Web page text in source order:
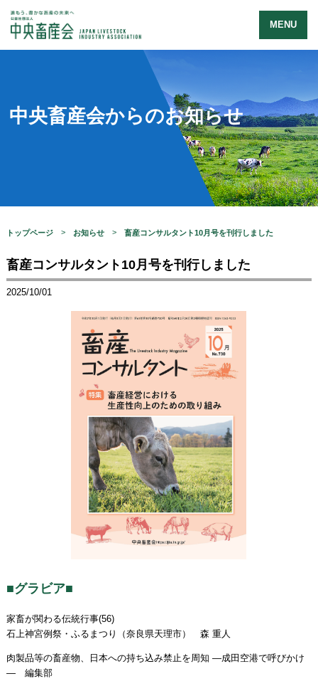
MENU
中央畜産会からのお知らせ
トップページ お知らせ 畜産コンサルタント10月号を刊行しました
畜産コンサルタント10月号を刊行しました
2025/10/01
■グラビア■
家畜が関わる伝統行事(56)
石上神宮例祭・ふるまつり（奈良県天理市） 森 重人
肉製品等の畜産物、日本への持ち込み禁止を周知 ―成田空港で呼びかけ
― 編集部